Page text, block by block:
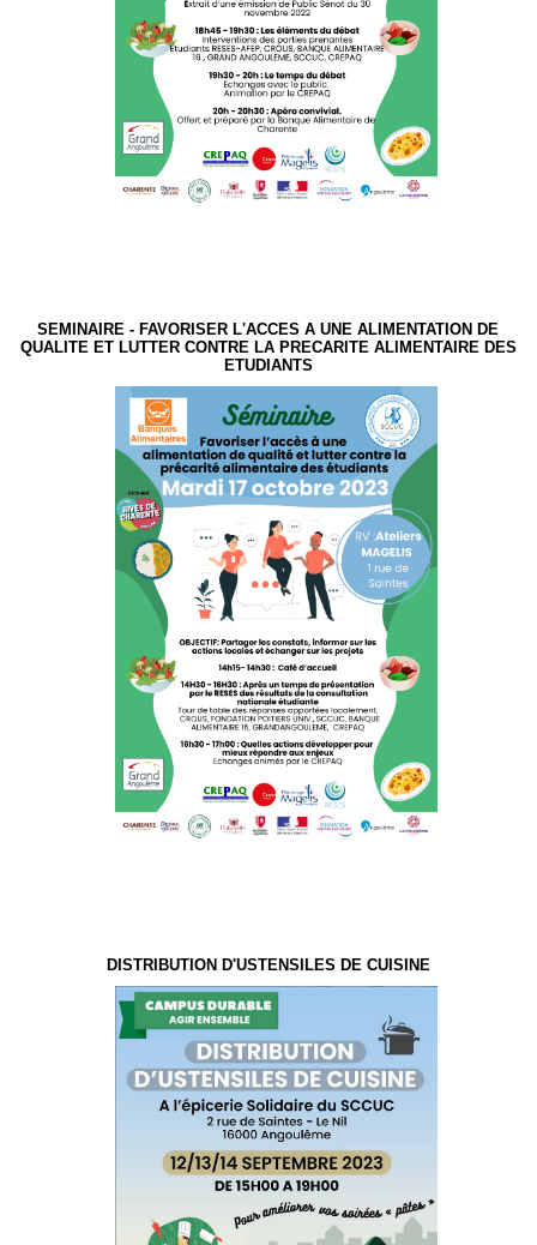
SEMINAIRE - FAVORISER L'ACCES A UNE ALIMENTATION DE
QUALITE ET LUTTER CONTRE LA PRECARITE ALIMENTAIRE DES
ETUDIANTS
DISTRIBUTION D'USTENSILES DE CUISINE